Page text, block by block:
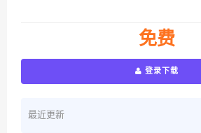
免费
登录下载
最近更新